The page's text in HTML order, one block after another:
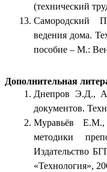
(технический
Самородский
ведения дома.
пособие – М.:
Дополнительная
Днепров Э.Д.,
документов.
Муравьёв
методики
Издательство
«Технология»,